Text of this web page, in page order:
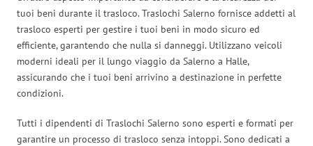
tuoi beni durante il trasloco. Traslochi Salerno fornisce addetti al
trasloco esperti per gestire i tuoi beni in modo sicuro ed
efficiente, garantendo che nulla si danneggi. Utilizzano veicoli
moderni ideali per il lungo viaggio da Salerno a Halle,
assicurando che i tuoi beni arrivino a destinazione in perfette
condizioni.
Tutti i dipendenti di Traslochi Salerno sono esperti e formati per
garantire un processo di trasloco senza intoppi. Sono dedicati a